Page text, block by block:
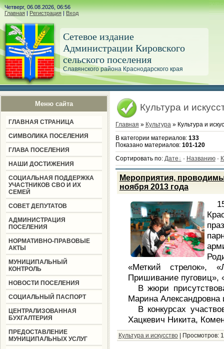
Четверг, 06.08.2026, 06:56
Главная | Регистрация | Вход
Сетевое издание
Администрации Кировского
сельского поселения
Славянского района Краснодарского края
Меню сайта
ГЛАВНАЯ СТРАНИЦА
СИМВОЛИКА ПОСЕЛЕНИЯ
ГЛАВА ПОСЕЛЕНИЯ
НАШИ ДОСТИЖЕНИЯ
СОЦИАЛЬНАЯ ПОДДЕРЖКА
УЧАСТНИКОВ СВО И ИХ
СЕМЕЙ
СОВЕТ ДЕПУТАТОВ
АДМИНИСТРАЦИЯ
ПОСЕЛЕНИЯ
НОРМАТИВНО-ПРАВОВЫЕ
АКТЫ
МУНИЦИПАЛЬНЫЙ
КОНТРОЛЬ
НОВОСТИ ПОСЕЛЕНИЯ
СОЦИАЛЬНЫЙ ПАСПОРТ
ЦЕНТРАЛИЗОВАННАЯ
БУХГАЛТЕРИЯ
ПРЕДОСТАВЛЕНИЕ
МУНИЦИПАЛЬНЫХ УСЛУГ
Культура и
Главная » Культура» Культура и
В категории материалов: 133
Показано материалов: 101-120
Сортировать по: Дате · Названию·
Мероприятия,
ноября 2013 года
«Меткий стрелок»,
Пришивание пуговиц»,
В жюри
Марина Александровна
В конкурсах
Хацкевич Никита,
Культура и искусство| Просмотров: